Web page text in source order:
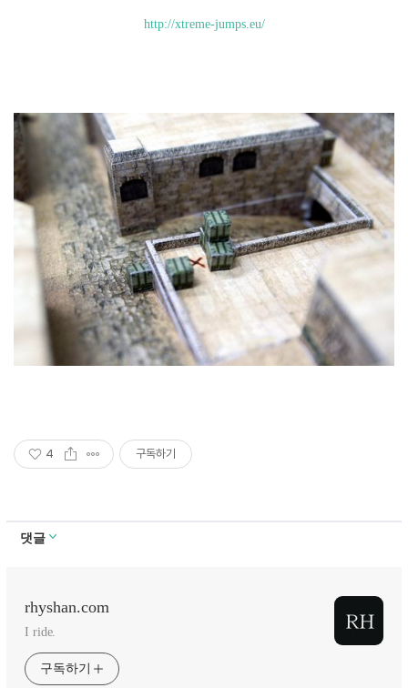
http://xtreme-jumps.eu/
4 구독하기
댓글
rhyshan.com
I ride.
구독하기